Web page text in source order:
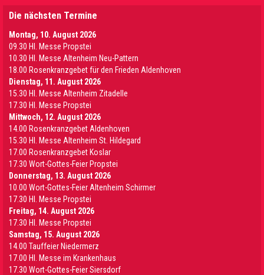
Die nächsten Termine
Montag, 10. August 2026
09.30 Hl. Messe Propstei
10.30 Hl. Messe Altenheim Neu-Pattern
18.00 Rosenkranzgebet für den Frieden Aldenhoven
Dienstag, 11. August 2026
15.30 Hl. Messe Altenheim Zitadelle
17.30 Hl. Messe Propstei
Mittwoch, 12. August 2026
14.00 Rosenkranzgebet Aldenhoven
15.30 Hl. Messe Altenheim St. Hildegard
17.00 Rosenkranzgebet Koslar
17.30 Wort-Gottes-Feier Propstei
Donnerstag, 13. August 2026
10.00 Wort-Gottes-Feier Altenheim Schirmer
17.30 Hl. Messe Propstei
Freitag, 14. August 2026
17.30 Hl. Messe Propstei
Samstag, 15. August 2026
14.00 Tauffeier Niedermerz
17.00 Hl. Messe im Krankenhaus
17.30 Wort-Gottes-Feier Siersdorf